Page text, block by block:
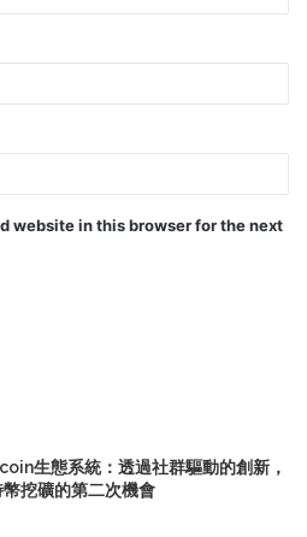
website in this browser for the next
生態系統：透過社群驅動的創新，
挖礦的第二次機會